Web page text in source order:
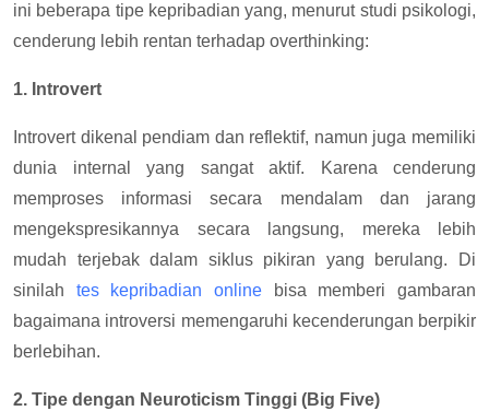
ini beberapa tipe kepribadian yang, menurut studi psikologi,
cenderung lebih rentan terhadap overthinking:
1. Introvert
Introvert dikenal pendiam dan reflektif, namun juga memiliki
dunia internal yang sangat aktif. Karena cenderung
memproses informasi secara mendalam dan jarang
mengekspresikannya secara langsung, mereka lebih
mudah terjebak dalam siklus pikiran yang berulang. Di
sinilah tes kepribadian online bisa memberi gambaran
bagaimana introversi memengaruhi kecenderungan berpikir
berlebihan.
2. Tipe dengan Neuroticism Tinggi (Big Five)